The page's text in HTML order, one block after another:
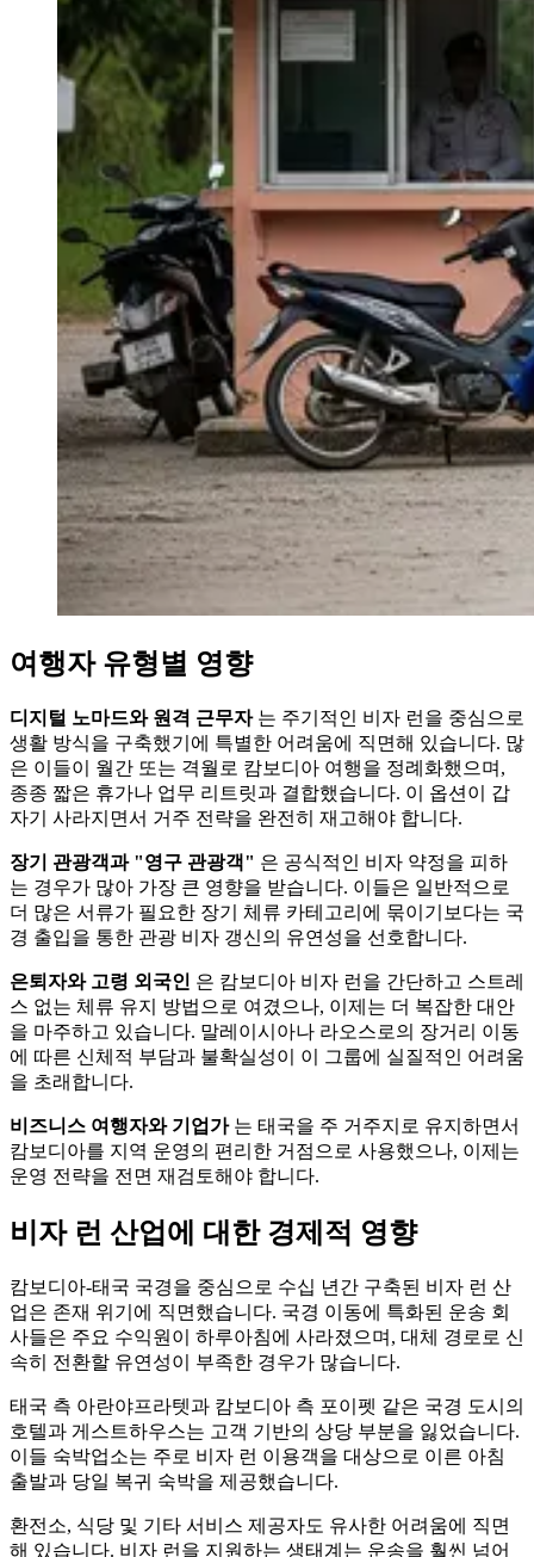
여행자 유형별 영향
디지털 노마드와 원격 근무자는 주기적인 비자 런을 중심으로
생활 방식을 구축했기에 특별한 어려움에 직면해 있습니다. 많
은 이들이 월간 또는 격월로 캄보디아 여행을 정례화했으며,
종종 짧은 휴가나 업무 리트릿과 결합했습니다. 이 옵션이 갑
자기 사라지면서 거주 전략을 완전히 재고해야 합니다.
장기 관광객과 "영구 관광객" 은 공식적인 비자 약정을 피하
는 경우가 많아 가장 큰 영향을 받습니다. 이들은 일반적으로
더 많은 서류가 필요한 장기 체류 카테고리에 묶이기보다는 국
경 출입을 통한 관광 비자 갱신의 유연성을 선호합니다.
은퇴자와 고령 외국인 은 캄보디아 비자 런을 간단하고 스트레
스 없는 체류 유지 방법으로 여겼으나, 이제는 더 복잡한 대안
을 마주하고 있습니다. 말레이시아나 라오스로의 장거리 이동
에 따른 신체적 부담과 불확실성이 이 그룹에 실질적인 어려움
을 초래합니다.
비즈니스 여행자와 기업가는 태국을 주 거주지로 유지하면서
캄보디아를 지역 운영의 편리한 거점으로 사용했으나, 이제는
운영 전략을 전면 재검토해야 합니다.
비자 런 산업에 대한 경제적 영향
캄보디아-태국 국경을 중심으로 수십 년간 구축된 비자 런 산
업은 존재 위기에 직면했습니다. 국경 이동에 특화된 운송 회
사들은 주요 수익원이 하루아침에 사라졌으며, 대체 경로로 신
속히 전환할 유연성이 부족한 경우가 많습니다.
태국 측 아란야프라텟과 캄보디아 측 포이펫 같은 국경 도시의
호텔과 게스트하우스는 고객 기반의 상당 부분을 잃었습니다.
이들 숙박업소는 주로 비자 런 이용객을 대상으로 이른 아침
출발과 당일 복귀 숙박을 제공했습니다.
환전소, 식당 및 기타 서비스 제공자도 유사한 어려움에 직면
해 있습니다. 비자 런을 지원하는 생태계는 운송을 훨씬 넘어